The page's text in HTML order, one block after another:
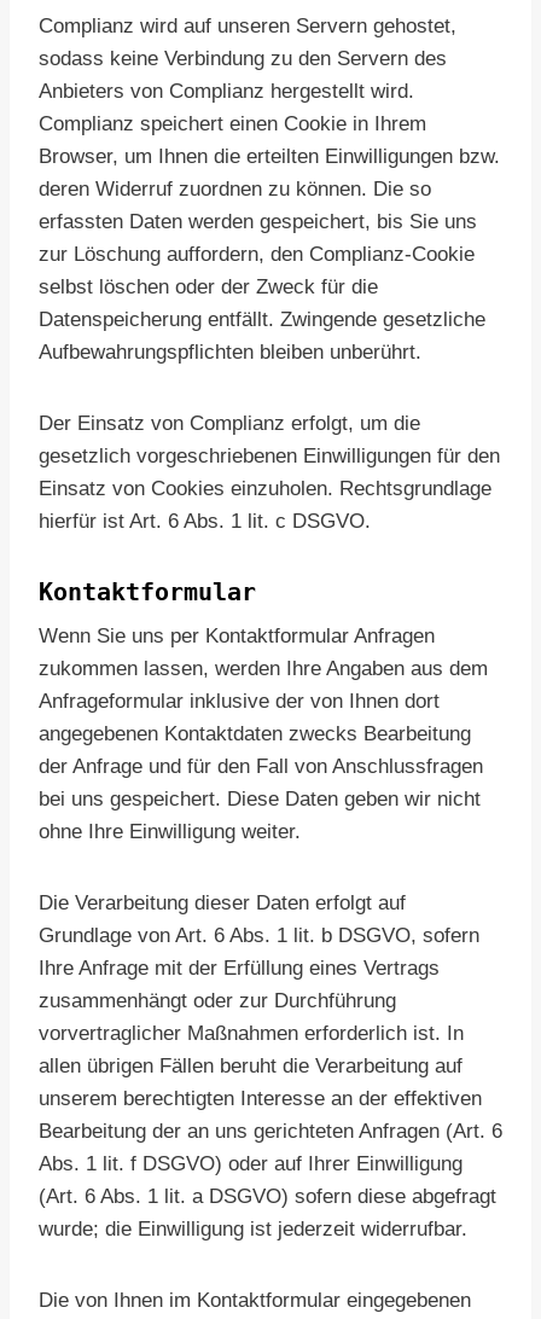
Complianz wird auf unseren Servern gehostet,
sodass keine Verbindung zu den Servern des
Anbieters von Complianz hergestellt wird.
Complianz speichert einen Cookie in Ihrem
Browser, um Ihnen die erteilten Einwilligungen bzw.
deren Widerruf zuordnen zu können. Die so
erfassten Daten werden gespeichert, bis Sie uns
zur Löschung auffordern, den Complianz-Cookie
selbst löschen oder der Zweck für die
Datenspeicherung entfällt. Zwingende gesetzliche
Aufbewahrungspflichten bleiben unberührt.
Der Einsatz von Complianz erfolgt, um die
gesetzlich vorgeschriebenen Einwilligungen für den
Einsatz von Cookies einzuholen. Rechtsgrundlage
hierfür ist Art. 6 Abs. 1 lit. c DSGVO.
Kontaktformular
Wenn Sie uns per Kontaktformular Anfragen
zukommen lassen, werden Ihre Angaben aus dem
Anfrageformular inklusive der von Ihnen dort
angegebenen Kontaktdaten zwecks Bearbeitung
der Anfrage und für den Fall von Anschlussfragen
bei uns gespeichert. Diese Daten geben wir nicht
ohne Ihre Einwilligung weiter.
Die Verarbeitung dieser Daten erfolgt auf
Grundlage von Art. 6 Abs. 1 lit. b DSGVO, sofern
Ihre Anfrage mit der Erfüllung eines Vertrags
zusammenhängt oder zur Durchführung
vorvertraglicher Maßnahmen erforderlich ist. In
allen übrigen Fällen beruht die Verarbeitung auf
unserem berechtigten Interesse an der effektiven
Bearbeitung der an uns gerichteten Anfragen (Art. 6
Abs. 1 lit. f DSGVO) oder auf Ihrer Einwilligung
(Art. 6 Abs. 1 lit. a DSGVO) sofern diese abgefragt
wurde; die Einwilligung ist jederzeit widerrufbar.
Die von Ihnen im Kontaktformular eingegebenen